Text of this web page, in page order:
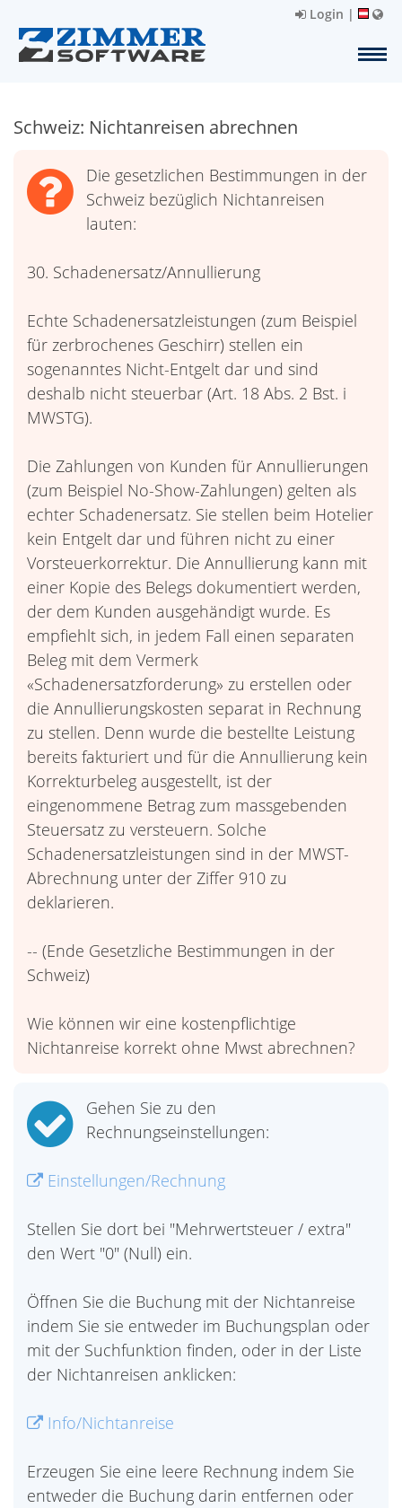
Login |
Schweiz: Nichtanreisen abrechnen
Die gesetzlichen Bestimmungen in der
Schweiz bezüglich Nichtanreisen
lauten:
30. Schadenersatz/Annullierung
Echte Schadenersatzleistungen (zum Beispiel
für zerbrochenes Geschirr) stellen ein
sogenanntes Nicht-Entgelt dar und sind
deshalb nicht steuerbar (Art. 18 Abs. 2 Bst. i
MWSTG).
Die Zahlungen von Kunden für Annullierungen
(zum Beispiel No-Show-Zahlungen) gelten als
echter Schadenersatz. Sie stellen beim Hotelier
kein Entgelt dar und führen nicht zu einer
Vorsteuerkorrektur. Die Annullierung kann mit
einer Kopie des Belegs dokumentiert werden,
der dem Kunden ausgehändigt wurde. Es
empfiehlt sich, in jedem Fall einen separaten
Beleg mit dem Vermerk
«Schadenersatzforderung» zu erstellen oder
die Annullierungskosten separat in Rechnung
zu stellen. Denn wurde die bestellte Leistung
bereits fakturiert und für die Annullierung kein
Korrekturbeleg ausgestellt, ist der
eingenommene Betrag zum massgebenden
Steuersatz zu versteuern. Solche
Schadenersatzleistungen sind in der MWST-
Abrechnung unter der Ziffer 910 zu
deklarieren.
-- (Ende Gesetzliche Bestimmungen in der
Schweiz)
Wie können wir eine kostenpflichtige
Nichtanreise korrekt ohne Mwst abrechnen?
Gehen Sie zu den
Rechnungseinstellungen:
Einstellungen/Rechnung
Stellen Sie dort bei "Mehrwertsteuer / extra"
den Wert "0" (Null) ein.
Öffnen Sie die Buchung mit der Nichtanreise
indem Sie sie entweder im Buchungsplan oder
mit der Suchfunktion finden, oder in der Liste
der Nichtanreisen anklicken:
Info/Nichtanreise
Erzeugen Sie eine leere Rechnung indem Sie
entweder die Buchung darin entfernen oder